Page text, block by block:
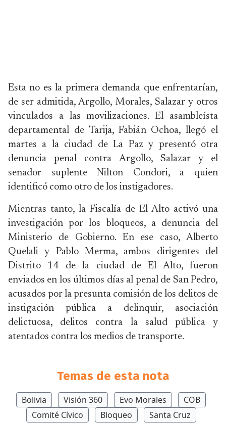
Esta no es la primera demanda que enfrentarían,
de ser admitida, Argollo, Morales, Salazar y otros
vinculados a las movilizaciones. El asambleísta
departamental de Tarija, Fabián Ochoa, llegó el
martes a la ciudad de La Paz y presentó otra
denuncia penal contra Argollo, Salazar y el
senador suplente Nilton Condori, a quien
identificó como otro de los instigadores.
Mientras tanto, la Fiscalía de El Alto activó una
investigación por los bloqueos, a denuncia del
Ministerio de Gobierno. En ese caso, Alberto
Quelali y Pablo Merma, ambos dirigentes del
Distrito 14 de la ciudad de El Alto, fueron
enviados en los últimos días al penal de San Pedro,
acusados por la presunta comisión de los delitos de
instigación pública a delinquir, asociación
delictuosa, delitos contra la salud pública y
atentados contra los medios de transporte.
Temas de esta nota
Bolivia Visión 360 Evo Morales
COB
Comité Cívico
Bloqueo Santa Cruz